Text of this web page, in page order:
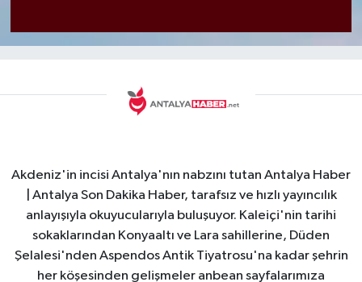
Akdeniz'in incisi Antalya'nın nabzını tutan Antalya Haber
| Antalya Son Dakika Haber, tarafsız ve hızlı yayıncılık
anlayışıyla okuyucularıyla buluşuyor. Kaleiçi'nin tarihi
sokaklarından Konyaaltı ve Lara sahillerine, Düden
Şelalesi'nden Aspendos Antik Tiyatrosu'na kadar şehrin
her köşesinden gelişmeler anbean sayfalarımıza